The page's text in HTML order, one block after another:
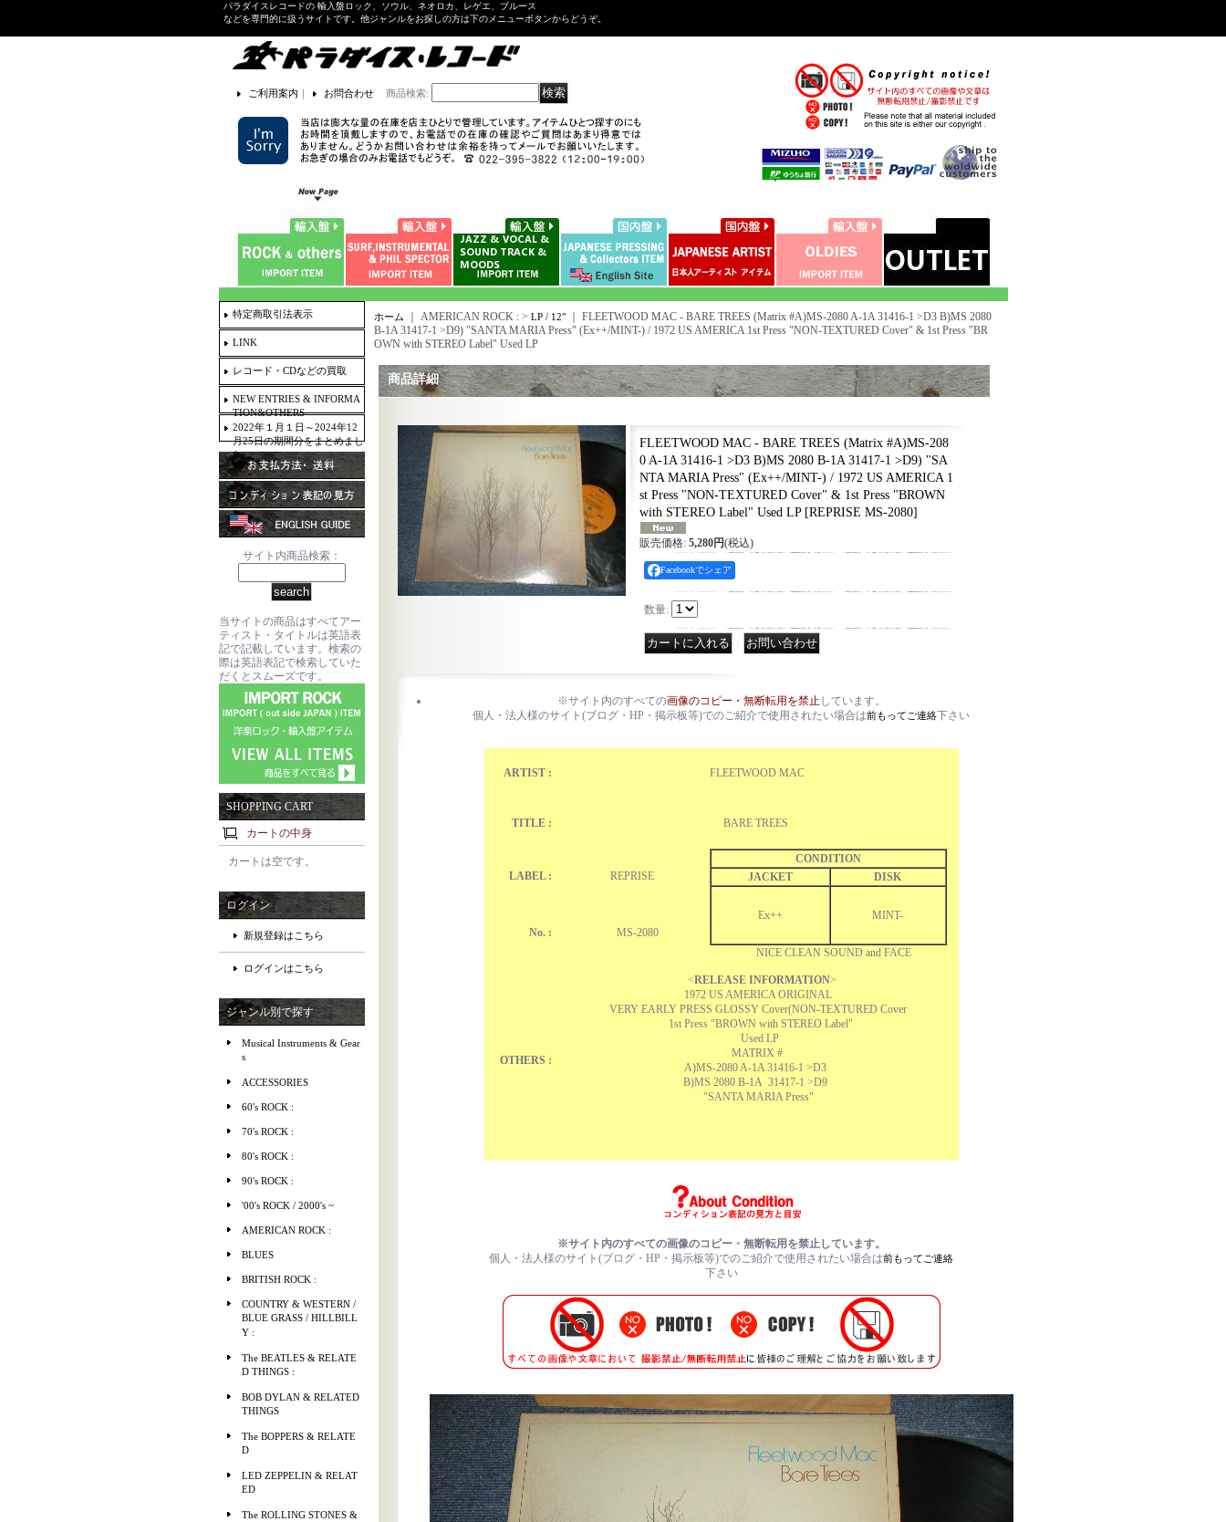
パラダイスレコードの 輸入盤ロック、ソウル、ネオロカ、レゲエ、ブルース
などを専門的に扱うサイトです。他ジャンルをお探しの方は下のメニューボタンからどうぞ。
ご利用案内 ｜ お問合わせ 商品検索:
特定商取引法表示
LINK
レコード・CDなどの買取
NEW ENTRIES & INFORMA
TION&OTHERS
2022年１月１日～2024年12
月25日の期間分をまとめまし
た。
サイト内商品検索：
当サイトの商品はすべてアー
ティスト・タイトルは英語表
記で記載しています。検索の
際は英語表記で検索していた
だくとスムーズです。
SHOPPING CART
カートの中身
カートは空です。
ログイン
新規登録はこちら
ログインはこちら
ジャンル別で探す
Musical Instruments & Gear
s
ACCESSORIES
60's ROCK :
70's ROCK :
80's ROCK :
90's ROCK :
'00's ROCK / 2000's ~
AMERICAN ROCK :
BLUES
BRITISH ROCK :
COUNTRY & WESTERN /
BLUE GRASS / HILLBILL
Y :
The BEATLES & RELATE
D THINGS :
BOB DYLAN & RELATED
THINGS
The BOPPERS & RELATE
D
LED ZEPPELIN & RELAT
ED
The ROLLING STONES &
ホーム ｜ AMERICAN ROCK : > LP / 12"｜ FLEETWOOD MAC - BARE TREES (Matrix #A)MS-2080 A-1A 31416-1 >D3 B)MS 2080
B-1A 31417-1 >D9) "SANTA MARIA Press" (Ex++/MINT-) / 1972 US AMERICA 1st Press "NON-TEXTURED Cover" & 1st Press "BR
OWN with STEREO Label" Used LP
商品詳細
FLEETWOOD MAC - BARE TREES (Matrix #A)MS-208
0 A-1A 31416-1 >D3 B)MS 2080 B-1A 31417-1 >D9) "SA
NTA MARIA Press" (Ex++/MINT-) / 1972 US AMERICA 1
st Press "NON-TEXTURED Cover" & 1st Press "BROWN
with STEREO Label" Used LP [REPRISE MS-2080]
販売価格: 5,280円(税込)
Facebookでシェア
数量:
※サイト内のすべての画像のコピー・無断転用を禁止 しています。
個人・法人様のサイト(ブログ・HP・掲示板等)でのご紹介で使用されたい場合は前もってご連絡下さい
ARTIST : FLEETWOOD MAC
TITLE : BARE TREES
LABEL : REPRISE
CONDITION
JACKET
DISK
Ex++ MINT-
NICE CLEAN SOUND and FACE
No. : MS-2080
OTHERS :
<RELEASE INFORMATION>
1972 US AMERICA ORIGINAL
VERY EARLY PRESS GLOSSY Cover(NON-TEXTURED Cover
1st Press "BROWN with STEREO Label"
Used LP
MATRIX #
A)MS-2080 A-1A 31416-1 >D3
B)MS 2080 B-1A 31417-1 >D9
"SANTA MARIA Press"
※サイト内のすべての画像のコピー・無断転用を禁止しています。
個人・法人様のサイト(ブログ・HP・掲示板等)でのご紹介で使用されたい場合は前もってご連絡
下さい